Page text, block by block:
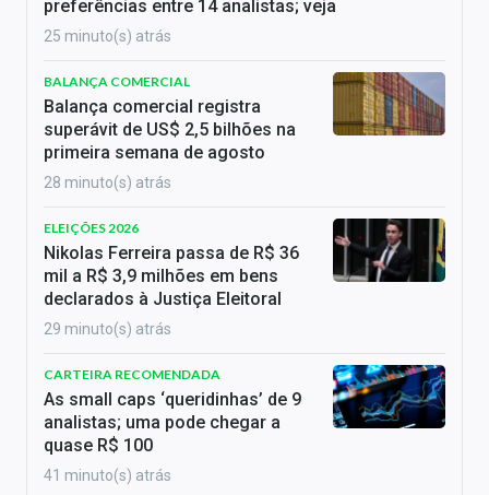
preferências entre 14 analistas; veja
25 minuto(s) atrás
BALANÇA COMERCIAL
Balança comercial registra
superávit de US$ 2,5 bilhões na
primeira semana de agosto
28 minuto(s) atrás
ELEIÇÕES 2026
Nikolas Ferreira passa de R$ 36
mil a R$ 3,9 milhões em bens
declarados à Justiça Eleitoral
29 minuto(s) atrás
CARTEIRA RECOMENDADA
As small caps ‘queridinhas’ de 9
analistas; uma pode chegar a
quase R$ 100
41 minuto(s) atrás